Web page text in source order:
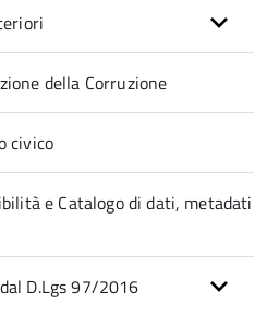
della Corruzione
civico
e Catalogo di dati, metadati
D.Lgs 97/2016